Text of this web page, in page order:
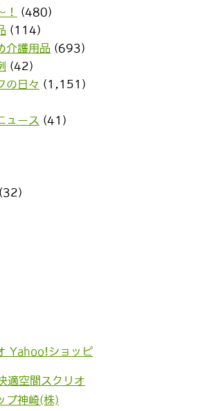
！
(480)
(114)
介護用品 (693)
(42)
の日々 (1,151)
ュース (41)
(32)
Yahoo!ショッピ
適空間スクリオ
プ神崎(株)